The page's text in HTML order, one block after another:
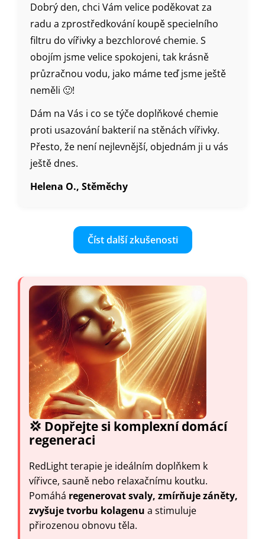
Dobrý den, chci Vám velice poděkovat za
radu a zprostředkování koupě specielního
filtru do vířivky a bezchlorové chemie. S
obojím jsme velice spokojeni, tak krásně
průzračnou vodu, jako máme teď jsme ještě
neměli 🙂!
Dám na Vás i co se týče doplňkové chemie
proti usazování bakterií na stěnách vířivky.
Přesto, že není nejlevnější, objednám ji u vás
ještě dnes.
Helena O., Stěměchy
Číst další zkušenosti
💢 Dopřejte si komplexní domácí
regeneraci
RedLight terapie je ideálním doplňkem k
vířivce, sauně nebo relaxačnímu koutku.
Pomáhá regenerovat svaly, zmírňuje záněty,
zvyšuje tvorbu kolagenu a stimuluje
přirozenou obnovu těla.